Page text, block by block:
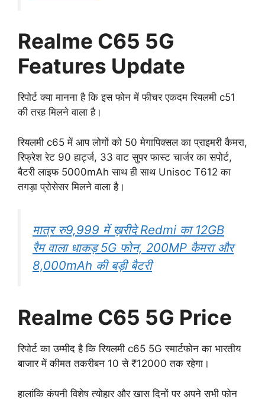
Realme C65 5G
Features Update
रिपोर्ट क्या मानना है कि इस फोन में फीचर एकदम रियलमी c51
की तरह मिलने वाला है।
रियलमी c65 में आप लोगों को 50 मेगापिक्सल का प्राइमरी कैमरा,
रिफ्रेश रेट 90 हार्ट्ज, 33 वाट सुपर फास्ट चार्जर का सपोर्ट,
बैटरी लाइफ 5000mAh साथ ही साथ Unisoc T612 का
तगड़ा प्रोसेसर मिलने वाला है।
मात्र रु9,999 में ख़रीदे Redmi का 12GB
रैम वाला धाकड़ 5G फोन, 200MP कैमरा और
8,000mAh की बड़ी बैटरी
Realme C65 5G Price
रिपोर्ट का उम्मीद है कि रियलमी c65 5G स्मार्टफोन का भारतीय
बाजार में कीमत तकरीबन 10 से ₹12000 तक रहेगा।
हालांकि कंपनी विशेष त्योहार और खास दिनों पर अपने सभी फोन